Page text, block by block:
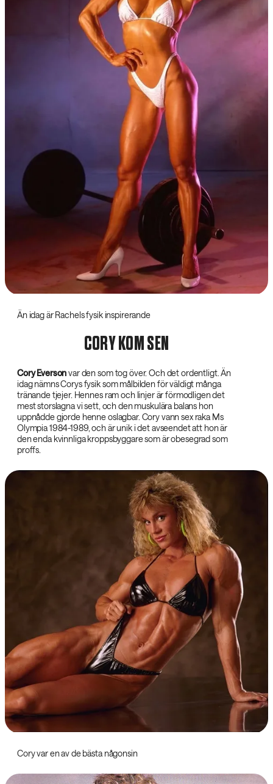
Än idag är Rachels fysik inspirerande
CORY KOM SEN
Cory Everson‌var den som tog över. Och det ordentligt. Än
idag nämns Corys fysik som målbilden för väldigt många
tränande tjejer. Hennes ram och linjer är förmodligen det
mest storslagna vi sett, och den muskulära balans hon
uppnådde gjorde henne oslagbar. Cory vann sex raka Ms
Olympia 1984-1989, och är unik i det avseendet att hon är
den enda kvinnliga kroppsbyggare som är obesegrad som
proffs.
Cory var en av de bästa någonsin